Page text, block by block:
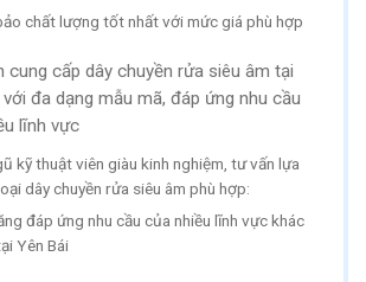
chất lượng tốt nhất với mức giá phù hợp
cung cấp dây chuyền rửa siêu âm tại
với đa dạng mẫu mã, đáp ứng nhu cầu
lĩnh vực
kỹ thuật viên giàu kinh nghiệm, tư vấn lựa
dây chuyền rửa siêu âm phù hợp:
đáp ứng nhu cầu của nhiều lĩnh vực khác
Yên Bái